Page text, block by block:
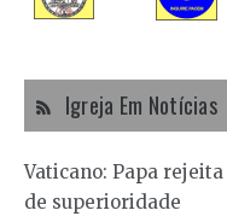
Igreja Em Notícias
Vaticano: Papa
de superioridade